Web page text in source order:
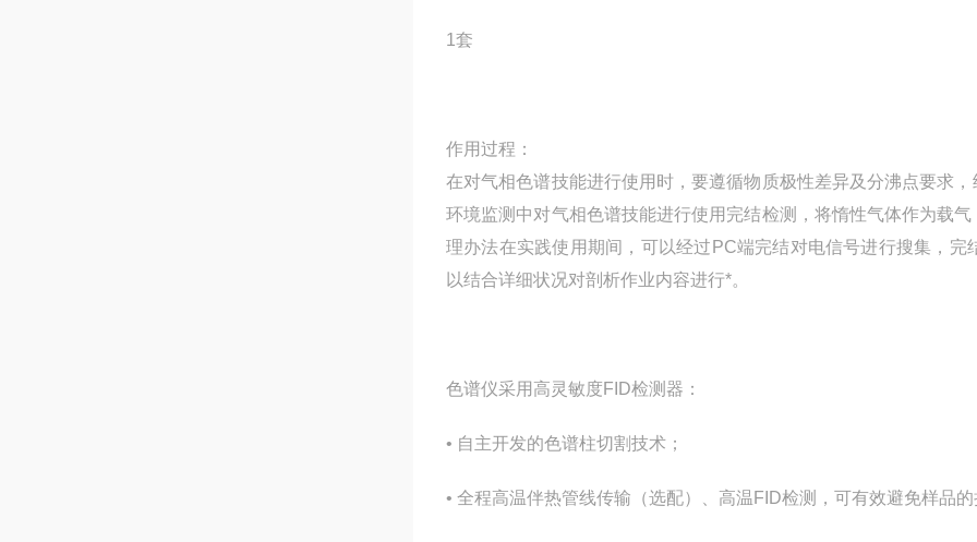
1套
作用过程：
在对气相色谱技能进行使用时，要遵循物质极性差异及分沸点要求
环境监测中对气相色谱技能进行使用完结检测，将惰性气体作为载
理办法在实践使用期间，可以经过PC端完结对电信号进行搜集，
以结合详细状况对剖析作业内容进行*。
色谱仪采用高灵敏度FID检测器：
• 自主开发的色谱柱切割技术；
• 全程高温伴热管线传输（选配）、高温FID检测，可有效避免样品